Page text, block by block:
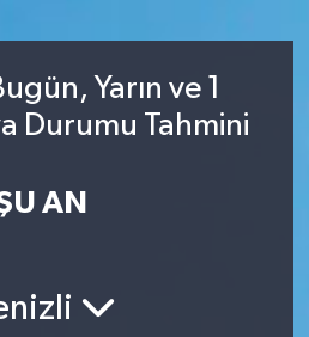
Yarın ve 1
Durumu Tahmini
AN